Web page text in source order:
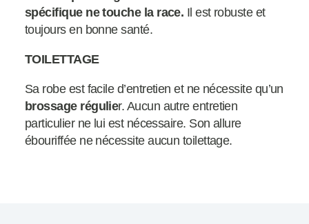
spécifique ne touche la race. Il est robuste et
toujours en bonne santé.
TOILETTAGE
Sa robe est facile d’entretien et ne nécessite qu’un
brossage régulier. Aucun autre entretien
particulier ne lui est nécessaire. Son allure
ébouriffée ne nécessite aucun toilettage.